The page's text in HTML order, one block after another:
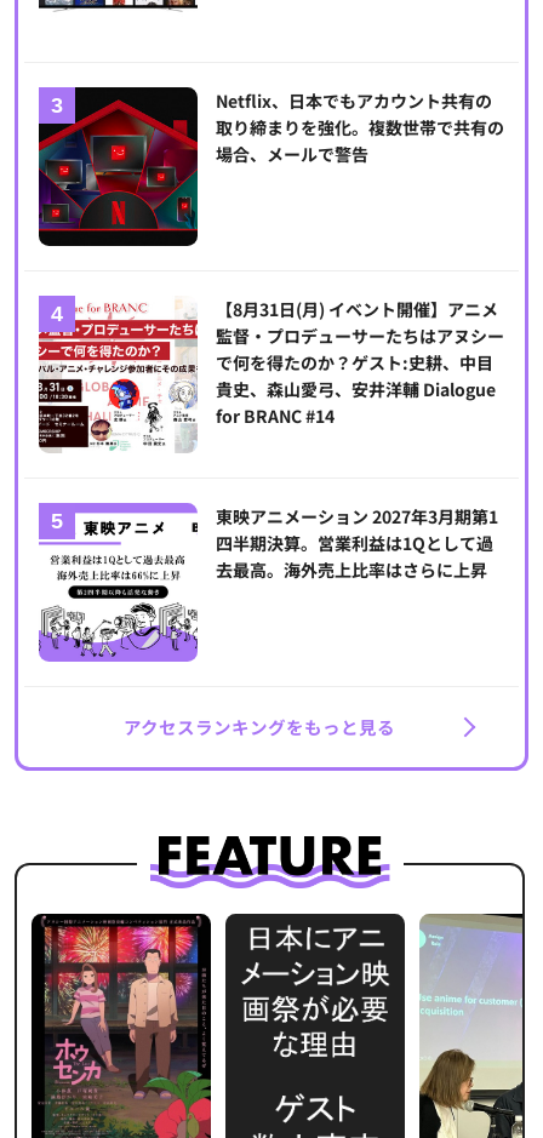
Netflix、日本でもアカウント共有の
取り締まりを強化。複数世帯で共有の
場合、メールで警告
【8月31日(月) イベント開催】アニメ
監督・プロデューサーたちはアヌシー
で何を得たのか？ゲスト:史耕、中目
貴史、森山愛弓、安井洋輔 Dialogue
for BRANC #14
東映アニメーション 2027年3月期第1
四半期決算。営業利益は1Qとして過
去最高。海外売上比率はさらに上昇
アクセスランキングをもっと見る